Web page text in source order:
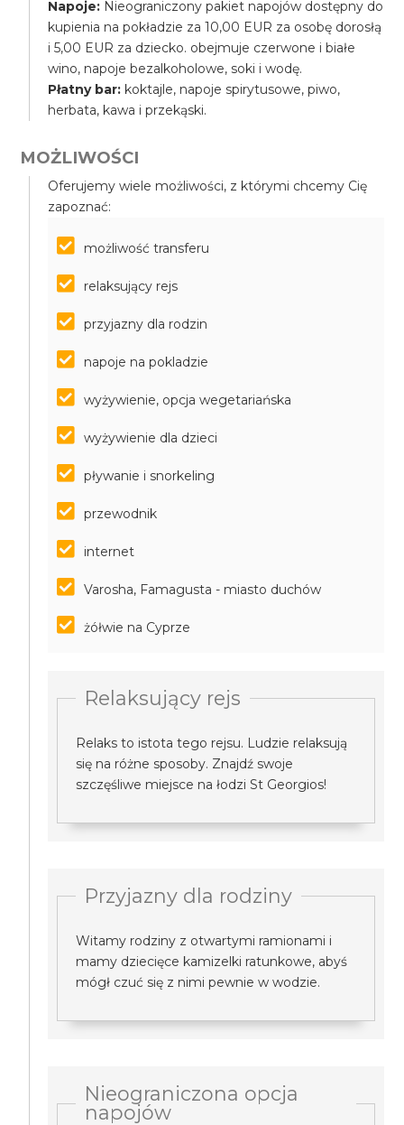
Napoje: Nieograniczony pakiet napojów dostępny do
kupienia na pokładzie za 10,00 EUR za osobę dorosłą
i 5,00 EUR za dziecko. obejmuje czerwone i białe
wino, napoje bezalkoholowe, soki i wodę.
Płatny bar: koktajle, napoje spirytusowe, piwo,
herbata, kawa i przekąski.
MOŻLIWOŚCI
Oferujemy wiele możliwości, z którymi chcemy Cię
zapoznać:
możliwość transferu
relaksujący rejs
przyjazny dla rodzin
napoje na pokladzie
wyżywienie, opcja wegetariańska
wyżywienie dla dzieci
pływanie i snorkeling
przewodnik
internet
Varosha, Famagusta - miasto duchów
żółwie na Cyprze
Relaksujący rejs
Relaks to istota tego rejsu. Ludzie relaksują
się na różne sposoby. Znajdź swoje
szczęśliwe miejsce na łodzi St Georgios!
Przyjazny dla rodziny
Witamy rodziny z otwartymi ramionami i
mamy dziecięce kamizelki ratunkowe, abyś
mógł czuć się z nimi pewnie w wodzie.
Nieograniczona opcja
napojów